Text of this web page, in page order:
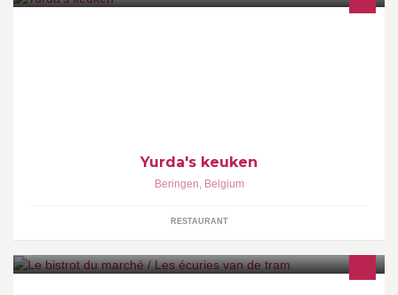
Yurda's keuken
Beringen, Belgium
RESTAURANT